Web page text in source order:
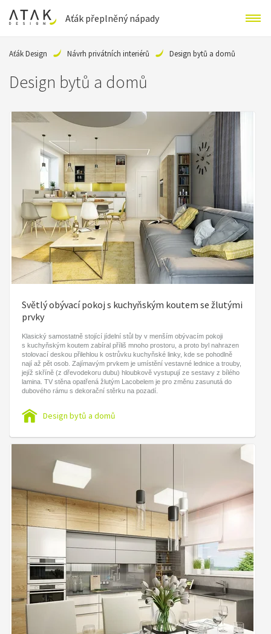
Aťák přeplněný nápady
Aťák Design Návrh privátních interiérů Design bytů a domů
Design bytů a domů
Světlý obývací pokoj s kuchyňským koutem se žlutými
prvky
Klasický samostatně stojící jídelní stůl by v menším obývacím pokoji
s kuchyňským koutem zabíral příliš mnoho prostoru, a proto byl nahrazen
stolovací deskou přilehlou k ostrůvku kuchyňské linky, kde se pohodlně
nají až pět osob. Zajímavým prvkem je umístění vestavné lednice a trouby,
jejíž skříně (z dřevodekoru dubu) hloubkově vystupují ze sestavy z bílého
lamina. TV stěna opatřená žlutým Lacobelem je pro změnu zasunutá do
dubového rámu s dekorační stěrku na pozadí. ​
Design bytů a domů